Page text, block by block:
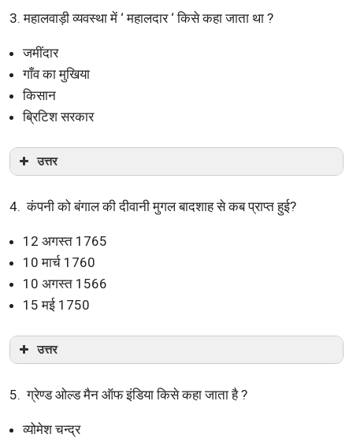
3. महालवाड़ी व्यवस्था में ‘ महालदार ‘ किसे कहा जाता था ?
जमींदार
गाँव का मुखिया
किसान
ब्रिटिश सरकार
उत्तर
4. कंपनी को बंगाल की दीवानी मुगल बादशाह से कब प्राप्त हुई?
12 अगस्त 1765
10 मार्च 1760
10 अगस्त 1566
15 मई 1750
उत्तर
5. ग्रेण्ड ओल्ड मैन ऑफ इंडिया किसे कहा जाता है ?
व्योमेश चन्द्र